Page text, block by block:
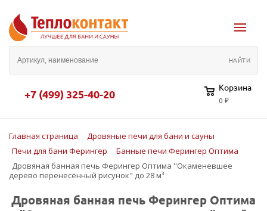
+7 (499) 325-40-20 Корзина
0 ₽
Главная страница
Дровяные печи для бани и сауны
Печи для бани Ферингер
Банные печи Ферингер Оптима
Дровяная банная печь Ферингер Оптима "Окаменевшее
дерево перенесённый рисунок" до 28 м³
Дровяная банная печь Ферингер Оптима